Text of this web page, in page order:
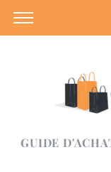
GUIDE